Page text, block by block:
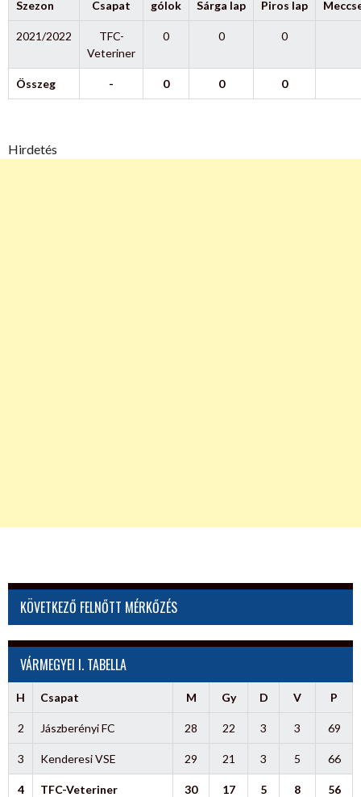
Szezon Csapat gólok Sárga lap Piros lap
2021/2022
TFC-
Veteriner
0 0 0
Összeg - 0 0 0
Hirdetés
KÖVETKEZŐ FELNŐTT MÉRKŐZÉS
VÁRMEGYEI I. TABELLA
H Csapat M Gy D V P
2 Jászberényi FC 28 22 3 3 69
3 Kenderesi VSE 29 21 3 5 66
4 TFC-Veteriner 30 17 5 8 56